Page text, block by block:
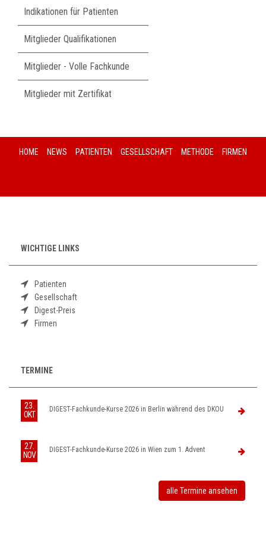
Indikationen für Patienten
Mitglieder Qualifikationen
Mitglieder - Volle Fachkunde
Mitglieder mit Zertifikat
HOME NEWS PATIENTEN GESELLSCHAFT METHODE FIRMEN
WICHTIGE LINKS
Patienten
Gesellschaft
Digest-Preis
Firmen
TERMINE
23.
OKT
DIGEST-Fachkunde-Kurse 2026 in Berlin während des DKOU
27.
NOV
DIGEST-Fachkunde-Kurse 2026 in Wien zum 1. Advent
alle Termine ansehen